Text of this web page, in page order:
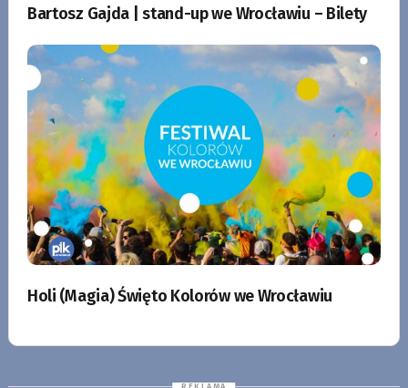
Bartosz Gajda | stand-up we Wrocławiu – Bilety
Holi (Magia) Święto Kolorów we Wrocławiu